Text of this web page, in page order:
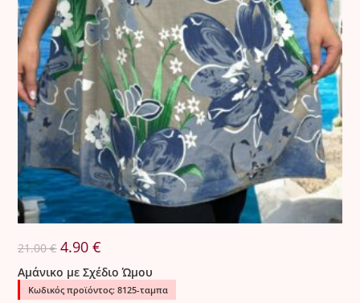
21.00€ Original
price
was:
21.00 €.
4.90€
τιμή
είναι:
4.90 €.
Αμάνικο με Σχέδιο Ώμου
Κωδικός προϊόντος: 8125-ταμπα